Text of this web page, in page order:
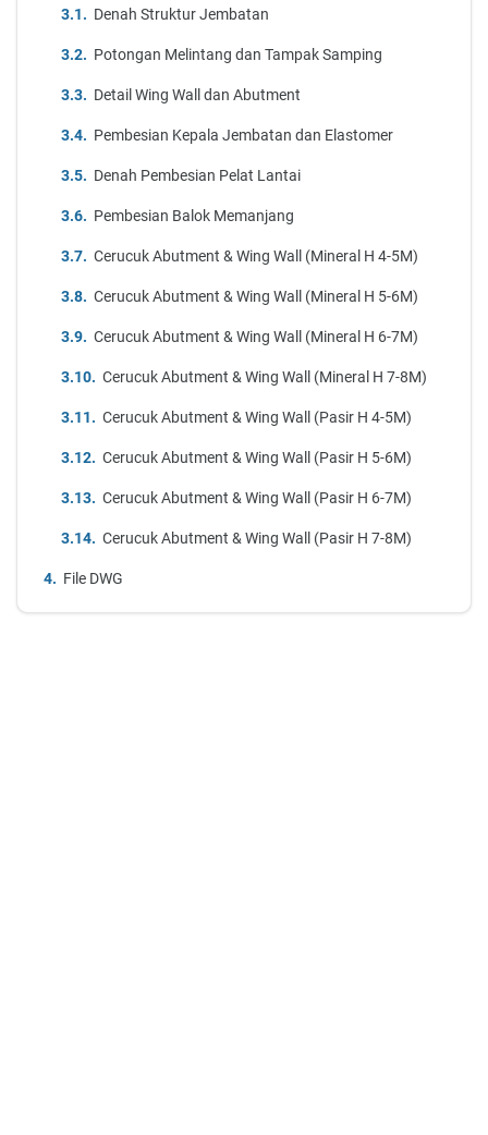
Denah Struktur Jembatan
Potongan Melintang dan Tampak Samping
Detail Wing Wall dan Abutment
Pembesian Kepala Jembatan dan Elastomer
Denah Pembesian Pelat Lantai
Pembesian Balok Memanjang
Cerucuk Abutment & Wing Wall (Mineral H 4-5M)
Cerucuk Abutment & Wing Wall (Mineral H 5-6M)
Cerucuk Abutment & Wing Wall (Mineral H 6-7M)
Cerucuk Abutment & Wing Wall (Mineral H 7-8M)
Cerucuk Abutment & Wing Wall (Pasir H 4-5M)
Cerucuk Abutment & Wing Wall (Pasir H 5-6M)
Cerucuk Abutment & Wing Wall (Pasir H 6-7M)
Cerucuk Abutment & Wing Wall (Pasir H 7-8M)
File DWG